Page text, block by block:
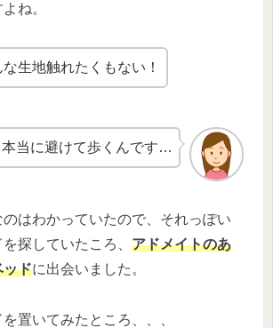
ね。
な生地触れたくもない！
本当に避けて歩くんです…
はわかっていたので、それっぽい
探していたころ、 アドメイトのあ
ッドに出会いました。
置いてみたところ、、、